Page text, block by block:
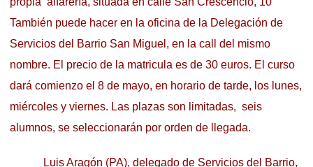
También puede hacer en la oficina de la Delegación de
Servicios del Barrio San Miguel, en la call del mismo
nombre. El precio de la matricula es de 30 euros. El curso
dará comienzo el 8 de mayo, en horario de tarde, los lunes,
miércoles y viernes. Las plazas son limitadas, seis
alumnos, se seleccionarán por orden de llegada.
Luis Aragón (PA), delegado de Servicios del Barrio,